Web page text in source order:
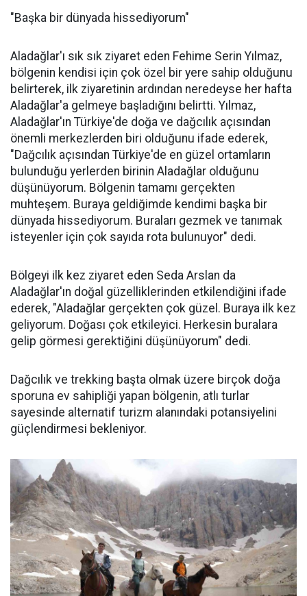
"Başka bir dünyada hissediyorum"
Aladağlar'ı sık sık ziyaret eden Fehime Serin Yılmaz,
bölgenin kendisi için çok özel bir yere sahip olduğunu
belirterek, ilk ziyaretinin ardından neredeyse her hafta
Aladağlar'a gelmeye başladığını belirtti. Yılmaz,
Aladağlar'ın Türkiye'de doğa ve dağcılık açısından
önemli merkezlerden biri olduğunu ifade ederek,
"Dağcılık açısından Türkiye'de en güzel ortamların
bulunduğu yerlerden birinin Aladağlar olduğunu
düşünüyorum. Bölgenin tamamı gerçekten
muhteşem. Buraya geldiğimde kendimi başka bir
dünyada hissediyorum. Buraları gezmek ve tanımak
isteyenler için çok sayıda rota bulunuyor" dedi.
Bölgeyi ilk kez ziyaret eden Seda Arslan da
Aladağlar'ın doğal güzelliklerinden etkilendiğini ifade
ederek, "Aladağlar gerçekten çok güzel. Buraya ilk kez
geliyorum. Doğası çok etkileyici. Herkesin buralara
gelip görmesi gerektiğini düşünüyorum" dedi.
Dağcılık ve trekking başta olmak üzere birçok doğa
sporuna ev sahipliği yapan bölgenin, atlı turlar
sayesinde alternatif turizm alanındaki potansiyelini
güçlendirmesi bekleniyor.